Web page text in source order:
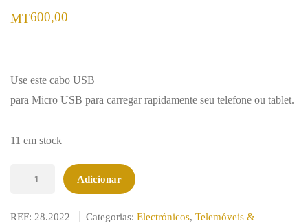
MT600,00
Use este cabo USB
para Micro USB para carregar rapidamente seu telefone ou tablet.
11 em stock
Adicionar
REF: 28.2022 Categorias: Electrónicos, Telemóveis &